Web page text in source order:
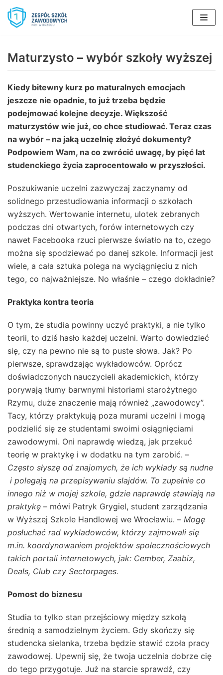
Skocz
treści
Maturzysto – wybór szkoły wyższej
Kiedy bitewny kurz po maturalnych emocjach
jeszcze nie opadnie, to już trzeba będzie
podejmować kolejne decyzje. Większość
maturzystów wie już, co chce studiować. Teraz czas
na wybór – na jaką uczelnię złożyć dokumenty?
Podpowiem Wam, na co zwrócić uwagę, by pięć lat
studenckiego życia zaprocentowało w przyszłości.
Poszukiwanie uczelni zazwyczaj zaczynamy od
solidnego przestudiowania informacji o szkołach
wyższych. Wertowanie internetu, ulotek zebranych
podczas dni otwartych, forów internetowych czy
nawet Facebooka rzuci pierwsze światło na to, czego
można się spodziewać po danej szkole. Informacji jest
wiele, a cała sztuka polega na wyciągnięciu z nich
tego, co najważniejsze. No właśnie – czego dokładnie?
Praktyka kontra teoria
O tym, że studia powinny uczyć praktyki, a nie tylko
teorii, to dziś hasło każdej uczelni. Warto dowiedzieć
się, czy na pewno nie są to puste słowa. Jak? Po
pierwsze, sprawdzając wykładowców. Oprócz
doświadczonych nauczycieli akademickich, którzy
porywają tłumy barwnymi historiami starożytnego
Rzymu, duże znaczenie mają również „zawodowcy”.
Tacy, którzy praktykują poza murami uczelni i mogą
podzielić się ze studentami swoimi osiągnięciami
zawodowymi. Oni naprawdę wiedzą, jak przekuć
teorię w praktykę i w dodatku na tym zarobić. –
Często słyszę od znajomych, że ich wykłady są nudne
i polegają na przepisywaniu slajdów. To zupełnie co
innego niż w mojej szkole, gdzie naprawdę stawiają na
praktykę – mówi Patryk Grygiel, student zarządzania
w Wyższej Szkole Handlowej we Wrocławiu. – Mogę
posłuchać rad wykładowców, którzy zajmowali się
m.in. koordynowaniem projektów społecznościowych
takich portali internetowych, jak: Cember, Zaabiz,
Deals, Club czy Sectorpages.
Pomost do biznesu
Studia to tylko stan przejściowy między szkołą
średnią a samodzielnym życiem. Gdy skończy się
studencka sielanka, trzeba będzie stawić czoła pracy
zawodowej. Upewnij się, że twoja uczelnia dobrze cię
do tego przygotuje. Już na starcie sprawdź, czy